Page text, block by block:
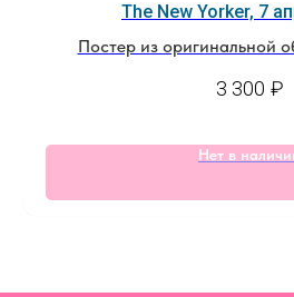
The New Yorker, 7
Постер из оригинальной
3 300 ₽
Нет в